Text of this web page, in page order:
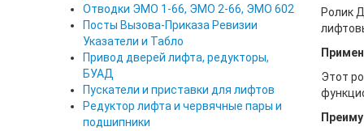
Отводки ЭМО 1-66, ЭМО 2-66, ЭМО 602
Посты Вызова-Приказа Ревизии
Указатели и Табло
Привод дверей лифта, редукторы,
БУАД
Пускатели и приставки для лифтов
Редуктор лифта и червячные пары и
подшипники
Ролик
Этот